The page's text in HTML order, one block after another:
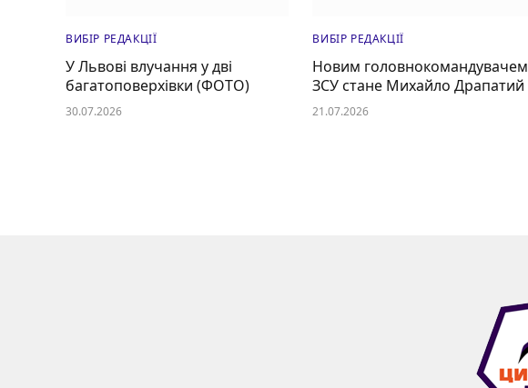
ВИБІР РЕДАКЦІЇ
У Львові влучання у дві
багатоповерхівки (ФОТО)
30.07.2026
ВИБІР РЕДАКЦІЇ
Новим головнокомандувачем
ЗСУ стане Михайло Драпатий
21.07.2026